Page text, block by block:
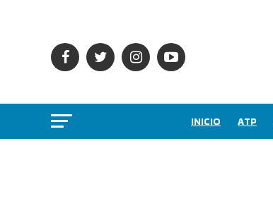
INICIO ATP